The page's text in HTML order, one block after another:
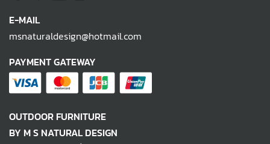
E-MAIL
msnaturaldesign@hotmail.com
PAYMENT GATEWAY
OUTDOOR FURNITURE
BY M S NATURAL DESIGN